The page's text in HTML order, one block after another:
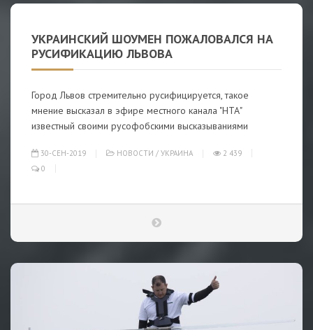
УКРАИНСКИЙ ШОУМЕН ПОЖАЛОВАЛСЯ НА
РУСИФИКАЦИЮ ЛЬВОВА
Город Львов стремительно русифицируется, такое
мнение высказал в эфире местного канала "НТА"
известный своими русофобскими высказываниями
30-СЕН-2019 НОВОСТИ / УКРАИНА
2 439
0